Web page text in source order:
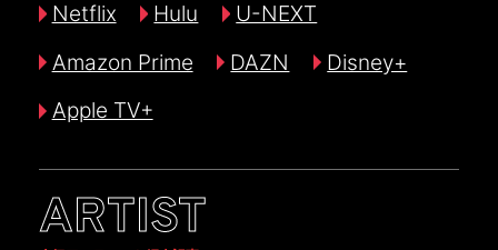
Netflix Hulu
U-NEXT
Amazon Prime
DAZN
Disney+
Apple TV+
ARTIST